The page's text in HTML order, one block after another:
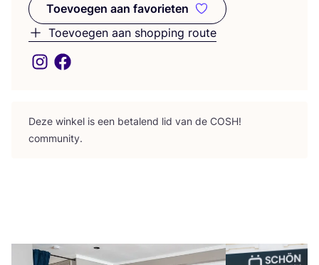
Toevoegen aan favorieten
Toevoegen aan favorieten
Toevoegen aan shopping route
Deze win­kel is een beta­lend lid van de COSH!
community.